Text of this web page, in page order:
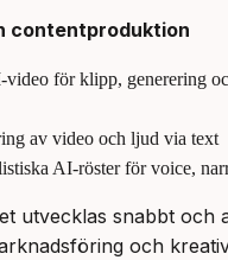
contentproduktion
för klipp, generering
av video och ljud via text
AI-röster för voice,
utvecklas snabbt och
och